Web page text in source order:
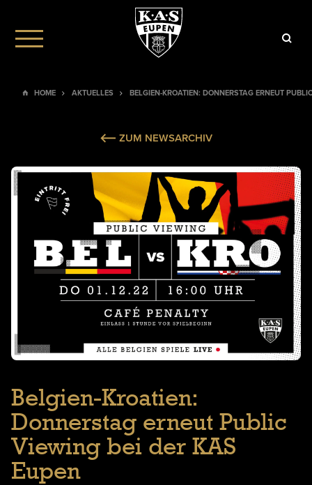
HOME AKTUELLES BELGIEN-KROATIEN: DONNERSTAG ERNEUT
ZUM NEWSARCHIV
Belgien-Kroatien:
Donnerstag erneut Public
Viewing bei der KAS
Eupen